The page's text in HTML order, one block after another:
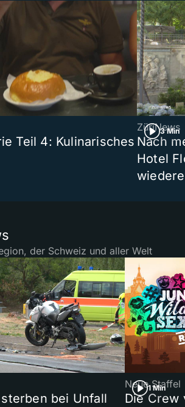
Teil 4: Kulinarisches
3 Min
ZüriNews
Nach
Hotel
der Schweiz und aller Welt
bei Unfall
1 Min
Neue Staffel
Die Crew